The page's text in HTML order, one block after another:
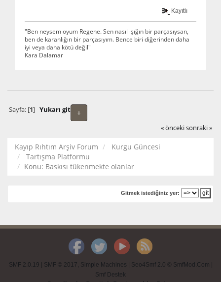
Kayıtlı
"Ben neysem oyum Regene. Sen nasıl ışığın bir parçasıysan,
ben de karanlığın bir parçasıyım. Bence biri diğerinden daha
iyi veya daha kötü değil"
Kara Dalamar
+
Sayfa: [1] Yukarı git
« önceki sonraki »
Kayıp Rıhtım Arşiv Forum
Kurgu Güncesi
Tartışma Platformu
Konu: Baskısı tükenmekte olanlar
Gitmek istediğiniz yer:
SMF 2.0.19 SMF © 2017, Simple Machines Seo4Smf 2.0 © SmfMod.Com
Smf Destek